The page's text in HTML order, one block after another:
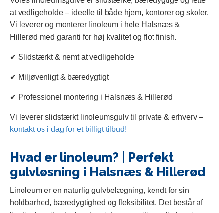
at vedligeholde – ideelle til både hjem, kontorer og skoler.
Vi leverer og monterer linoleum i hele Halsnæs &
Hillerød med garanti for høj kvalitet og flot finish.
✔ Slidstærkt & nemt at vedligeholde
✔ Miljøvenligt & bæredygtigt
✔ Professionel montering i Halsnæs & Hillerød
Vi leverer slidstærkt linoleumsgulv til private & erhverv –
kontakt os i dag for et billigt tilbud!
Hvad er linoleum? | Perfekt
gulvløsning i Halsnæs & Hillerød
Linoleum er en naturlig gulvbelægning, kendt for sin
holdbarhed, bæredygtighed og fleksibilitet. Det består af